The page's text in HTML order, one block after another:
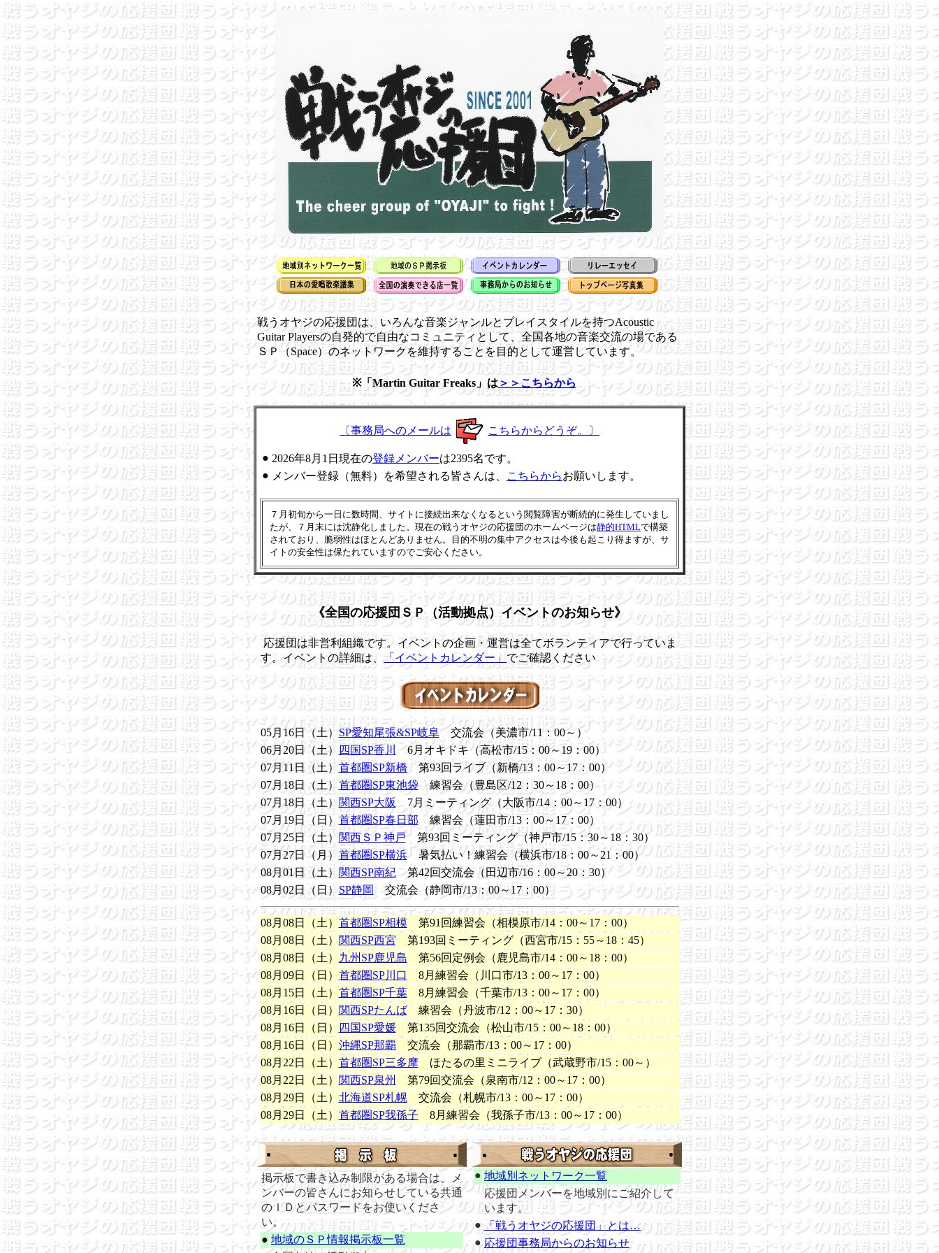
戦うオヤジの応援団は、いろんな音楽ジャンルとプレイスタイルを持つAcoustic
Guitar Playersの自発的で自由なコミュニティとして、全国各地の音楽交流の場である
ＳＰ（Space）のネットワークを維持することを目的として運営しています。
※「Martin Guitar Freaks」は＞＞こちらから
〔事務局へのメールは こちらからどうぞ。〕
● 2026年8月1日現在の登録メンバーは2395名です。
● メンバー登録（無料）を希望される皆さんは、 こちらからお願いします。
７月初旬から一日に数時間、サイトに接続出来なくなるという閲覧障害が断続的に発生していまし
たが、７月末には沈静化しました。現在の戦うオヤジの応援団のホームページは静的HTMLで構築
されており、脆弱性はほとんどありません。目的不明の集中アクセスは今後も起こり得ますが、サ
イトの安全性は保たれていますのでご安心ください。
《全国の応援団ＳＰ（活動拠点）イベントのお知らせ》
応援団は非営利組織です。イベントの企画・運営は全てボランティアで行っていま
す。イベントの詳細は、「イベントカレンダー」でご確認ください
05月16日（土） SP愛知尾張&SP岐阜交流会（美濃市/11：00～）
06月20日（土） 四国SP香川
6月オキドキ（高松市/15：00～19：00）
07月11日（土） 首都圏SP新橋第93回ライブ（新橋/13：00～17：00）
07月18日（土） 首都圏SP東池袋練習会（豊島区/12：30～18：00）
07月18日（土） 関西SP大阪 7月ミーティング（大阪市/14：00～17：00）
07月19日（日） 首都圏SP春日部 練習会（蓮田市/13：00～17：00）
07月25日（土） 関西ＳＰ神戸第93回ミーティング（神戸市/15：30～18：30）
07月27日（月） 首都圏SP横浜暑気払い！練習会（横浜市/18：00～21：00）
08月01日（土） 関西SP南紀第42回交流会（田辺市/16：00～20：30）
08月02日（日） SP静岡交流会（静岡市/13：00～17：00）
08月08日（土） 首都圏SP相模 第91回練習会（相模原市/14：00～17：00）
08月08日（土） 関西SP西宮 第193回ミーティング（西宮市/15：55～18：45）
08月08日（土） 九州SP鹿児島 第56回定例会（鹿児島市/14：00～18：00）
08月09日（日） 首都圏SP川口 8月練習会（川口市/13：00～17：00）
08月15日（土） 首都圏SP千葉8月練習会（千葉市/13：00～17：00）
08月16日（日） 関西SPたんば練習会（丹波市/12：00～17：30）
08月16日（日） 四国SP愛媛第135回交流会（松山市/15：00～18：00）
08月16日（日） 沖縄SP那覇 交流会（那覇市/13：00～17：00）
08月22日（土） 首都圏SP三多摩ほたるの里ミニライブ（武蔵野市/15：00～）
08月22日（土） 関西SP泉州
第79回交流会（泉南市/12：00～17：00）
08月29日（土） 北海道SP札幌交流会（札幌市/13：00～17：00）
08月29日（土） 首都圏SP我孫子 8月練習会（我孫子市/13：00～17：00）
掲示板で書き込み制限がある場合は、メ
ンバーの皆さんにお知らせしている共通
のＩＤとパスワードをお使いくださ
い。
● 地域のＳＰ情報掲示板一覧
● 地域別ネットワーク一覧
応援団メンバーを地域別にご紹介して
います。
● 「戦うオヤジの応援団」とは…
● 応援団事務局からのお知らせ